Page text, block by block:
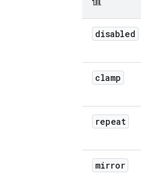
disabled
clamp
repeat
mirror